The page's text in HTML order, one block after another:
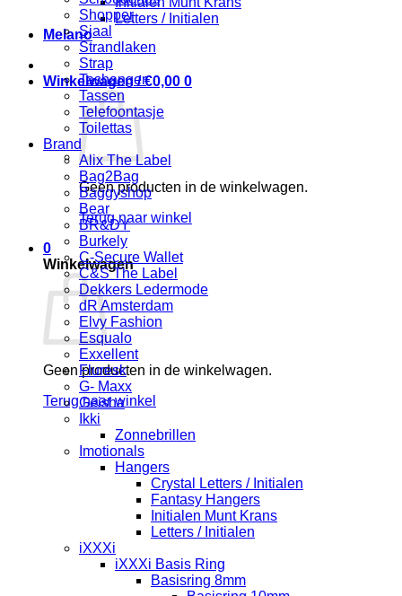
Letters / Initialen
Melano
Winkelwagen /€0,00 0
Geen producten in de winkelwagen.
Terug naar winkel
0
Winkelwagen
Geen producten in de winkelwagen.
Terug naar winkel
Shopper
Sjaal
Strandlaken
Strap
Tashanger
Tassen
Telefoontasje
Toilettas
Brand
Alix The Label
Bag2Bag
Baggyshop
Bear
BR&DY
Burkely
C-Secure Wallet
C&S The Label
Dekkers Ledermode
dR Amsterdam
Elvy Fashion
Esqualo
Exxellent
Fluresk
G- Maxx
Geisha
Ikki
Zonnebrillen
Imotionals
Hangers
Crystal Letters / Initialen
Fantasy Hangers
Initialen Munt Krans
Letters / Initialen
iXXXi
iXXXi Basis Ring
Basisring 8mm